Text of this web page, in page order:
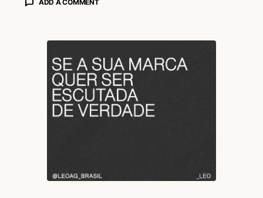
ADD A COMMENT
login